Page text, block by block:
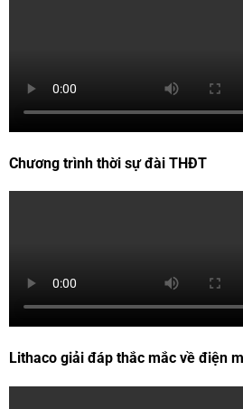
Chương trình thời sự đài THĐT
Lithaco giải đáp thắc mắc về điện